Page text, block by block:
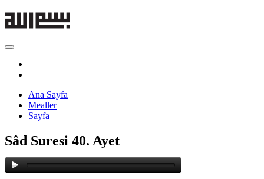
Ana Sayfa
Mealler
Sayfa
Sâd Suresi 40. Ayet